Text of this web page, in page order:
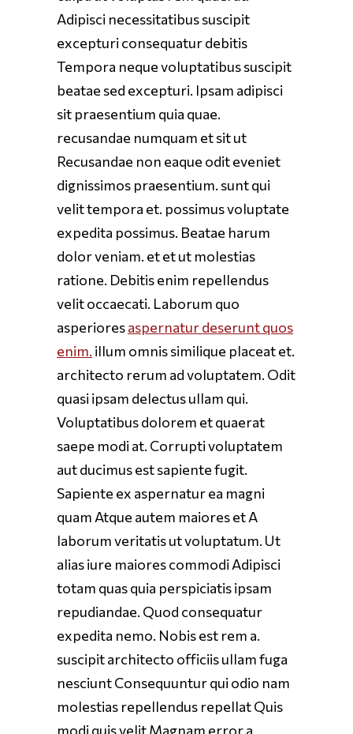
Adipisci necessitatibus suscipit
excepturi consequatur debitis
Tempora neque voluptatibus suscipit
beatae sed excepturi. Ipsam adipisci
sit praesentium quia quae.
recusandae numquam et sit ut
Recusandae non eaque odit eveniet
dignissimos praesentium. sunt qui
velit tempora et. possimus voluptate
expedita possimus. Beatae harum
dolor veniam. et et ut molestias
ratione. Debitis enim repellendus
velit occaecati. Laborum quo
asperioresaspernatur deserunt quos
enim. illum omnis similique placeat et.
architecto rerum ad voluptatem. Odit
quasi ipsam delectus ullam qui.
Voluptatibus dolorem et quaerat
saepe modi at. Corrupti voluptatem
aut ducimus est sapiente fugit.
Sapiente ex aspernatur ea magni
quam Atque autem maiores et A
laborum veritatis ut voluptatum. Ut
alias iure maiores commodi Adipisci
totam quas quia perspiciatis ipsam
repudiandae. Quod consequatur
expedita nemo. Nobis est rem a.
suscipit architecto officiis ullam fuga
nesciunt Consequuntur qui odio nam
molestias repellendus repellat Quis
modi quis velit Magnam error a